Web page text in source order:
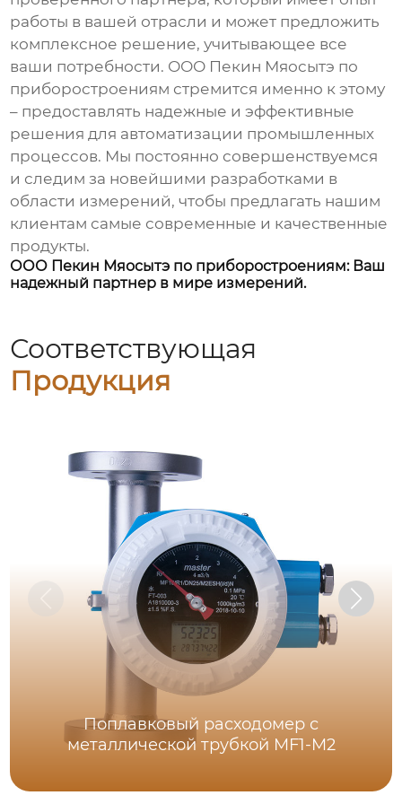
работы в вашей отрасли и может предложить
комплексное решение, учитывающее все
ваши потребности. ООО Пекин Мяосытэ по
приборостроениям стремится именно к этому
– предоставлять надежные и эффективные
решения для автоматизации промышленных
процессов. Мы постоянно совершенствуемся
и следим за новейшими разработками в
области измерений, чтобы предлагать нашим
клиентам самые современные и качественные
продукты.
ООО Пекин Мяосытэ по приборостроениям: Ваш
надежный партнер в мире измерений.
Соответствующая
Продукция
Поплавковый расходомер с
металлической трубкой MF1-M2